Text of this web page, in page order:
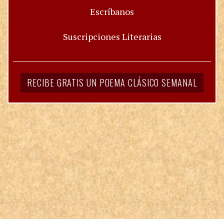
Escríbanos
Suscripciones Literarias
RECIBE GRATIS UN POEMA CLÁSICO SEMANAL